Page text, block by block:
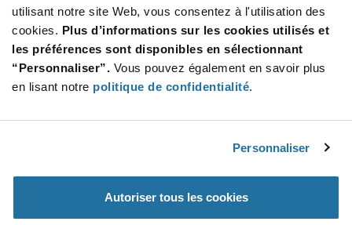
utilisant notre site Web, vous consentez à l'utilisation des
cookies. Plus d’informations sur les cookies utilisés et
les préférences sont disponibles en sélectionnant
“Personnaliser”. Vous pouvez également en savoir plus
en lisant notre politique de confidentialité.
Personnaliser
Autoriser tous les cookies
Min : 156
Mult. de : 156
Increase
Button
Decrease
929002753713
FO Strip PR 22in 2200lm 927 LV6
Mult. de : 200
Info
Increase
Button
Decrease